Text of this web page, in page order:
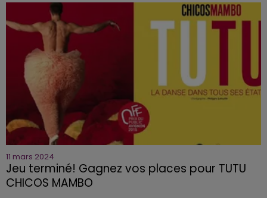
11 mars 2024
Jeu terminé! Gagnez vos places pour TUTU
CHICOS MAMBO